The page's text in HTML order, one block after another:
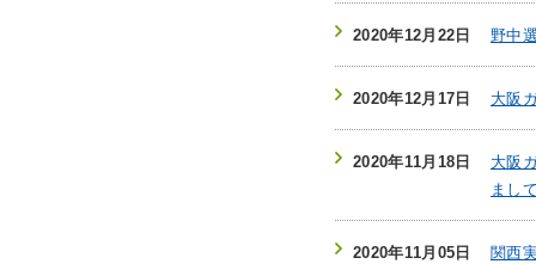
2020年12月22日 野中
2020年12月17日 大阪
2020年11月18日
大阪
まし
2020年11月05日 関西